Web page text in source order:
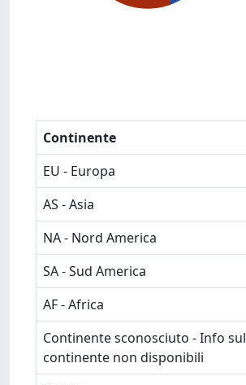
Continente
EU - Europa
AS - Asia
NA - Nord America
SA - Sud America
AF - Africa
Continente sconosciuto - Info sul
continente non disponibili